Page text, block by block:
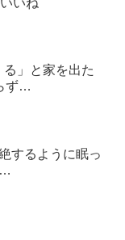
いね
る」と家を出た
ず…
するように眠っ
…